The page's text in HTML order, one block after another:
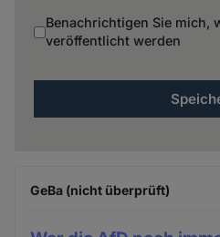
Benachrichtigen Sie mich,
veröffentlicht werden
GeBa (nicht überprüft)